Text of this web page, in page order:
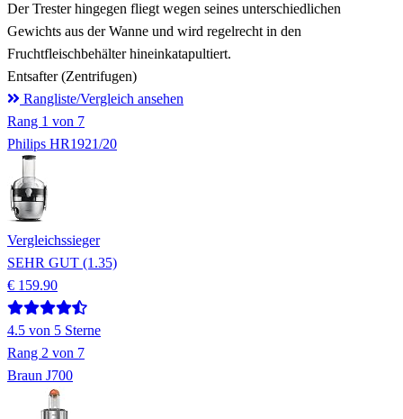
Der Trester hingegen fliegt wegen seines unterschiedlichen
Gewichts aus der Wanne und wird regelrecht in den
Fruchtfleischbehälter hineinkatapultiert.
Entsafter (Zentrifugen)
Rangliste/Vergleich ansehen
Rang 1 von 7
Philips HR1921/20
Vergleichssieger
SEHR GUT (1.35)
€ 159.90
4.5 von 5 Sterne
Rang 2 von 7
Braun J700